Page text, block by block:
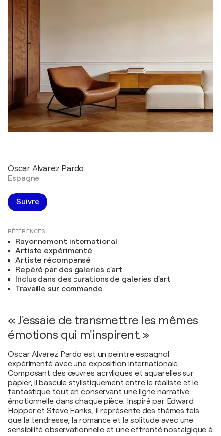
Oscar Alvarez Pardo
Espagne
Suivre
RÉFÉRENCES
Rayonnement international
Artiste expérimenté
Artiste récompensé
Repéré par des galeries d'art
Inclus dans des curations de galeries d'art
Travaille sur commande
« J'essaie de transmettre les mêmes
émotions qui m'inspirent. »
Oscar Alvarez Pardo est un peintre espagnol
expérimenté avec une exposition internationale.
Composant des œuvres acryliques et aquarelles sur
papier, il bascule stylistiquement entre le réaliste et le
fantastique tout en conservant une ligne narrative
émotionnelle dans chaque pièce. Inspiré par Edward
Hopper et Steve Hanks, il représente des thèmes tels
que la tendresse, la romance et la solitude avec une
sensibilité observationnelle et une effronté nostalgique à